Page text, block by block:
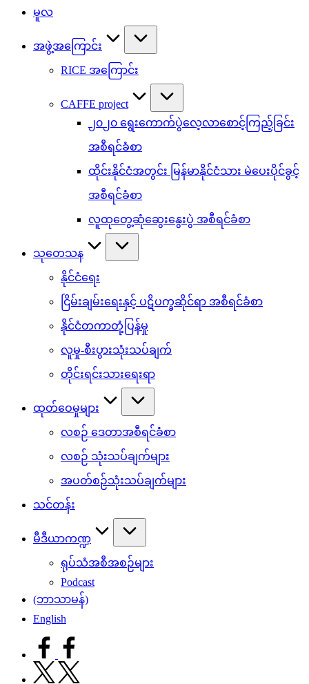
မူလ
အဖွဲ့အကြောင်း
RICE အကြောင်း
CAFFE project
၂၀၂၀ ရွေးကောက်ပွဲလေ့လာစောင့်ကြည့်ခြင်း
အစီရင်ခံစာ
ထိုင်းနိုင်ငံအတွင်း မြန်မာနိုင်ငံသား မဲပေးပိုင်ခွင့်
အစီရင်ခံစာ
လူထုတွေ့ဆုံဆွေးနွေးပွဲ အစီရင်ခံစာ
သုတေသန
နိုင်ငံရေး
ငြိမ်းချမ်းရေးနှင့် ပဋိပက္ခဆိုင်ရာ အစီရင်ခံစာ
နိုင်ငံတကာတုံ့ပြန်မှု
လူမှု-စီးပွားသုံးသပ်ချက်
တိုင်းရင်းသားရေးရာ
ထုတ်ဝေမှုများ
လစဉ် ဒေတာအစီရင်ခံစာ
လစဉ် သုံးသပ်ချက်များ
အပတ်စဉ်သုံးသပ်ချက်များ
သင်တန်း
မီဒီယာကဏ္ဍ
ရုပ်သံအစီအစဉ်များ
Podcast
(ဘာသာမန်)
English
facebook.com
twitter.com